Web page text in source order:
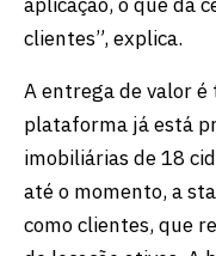
clientes”, explica.
A entrega de valor
plataforma já está
imobiliárias de 18
até o momento, a
como clientes, que